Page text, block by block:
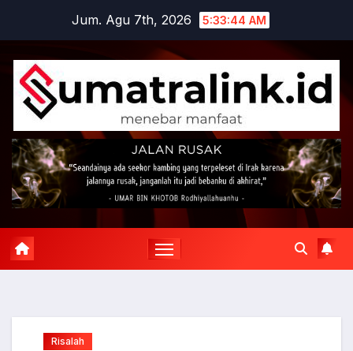
content
Jum. Agu 7th, 2026 5:33:44 AM
Risalah